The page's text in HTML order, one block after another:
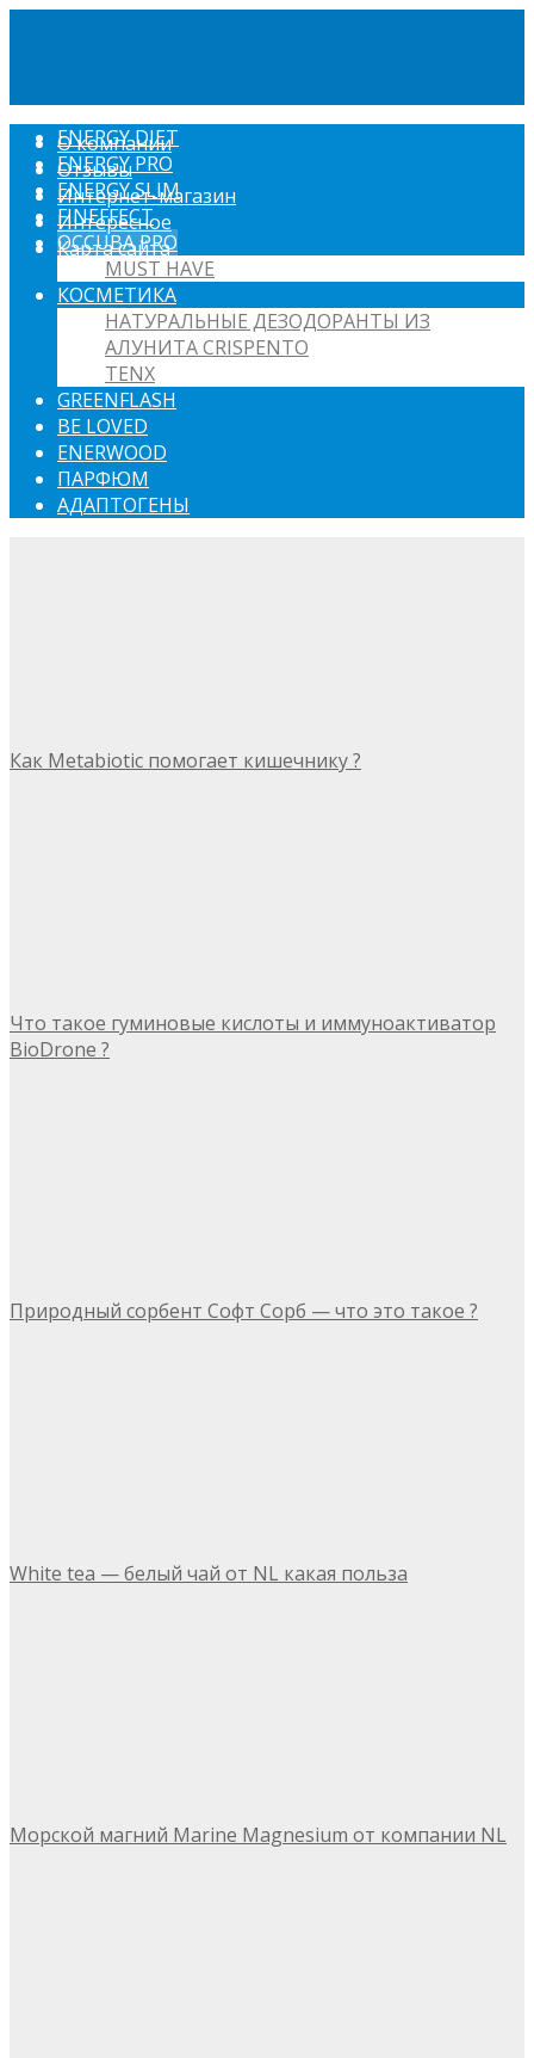
О компании
Отзывы
Интернет-магазин
Интересное
Карта сайта
ENERGY DIET
ENERGY PRO
ENERGY SLIM
FINEFFECT
OCCUBA PRO
MUST HAVE
КОСМЕТИКА
НАТУРАЛЬНЫЕ ДЕЗОДОРАНТЫ ИЗ
АЛУНИТА CRISPENTO
TENX
GREENFLASH
BE LOVED
ENERWOOD
ПАРФЮМ
АДАПТОГЕНЫ
Как Metabiotic помогает кишечнику ?
Что такое гуминовые кислоты и иммуноактиватор
BioDrone ?
Природный сорбент Софт Сорб — что это такое ?
White tea — белый чай от NL какая польза
Морской магний Marine Magnesium от компании NL